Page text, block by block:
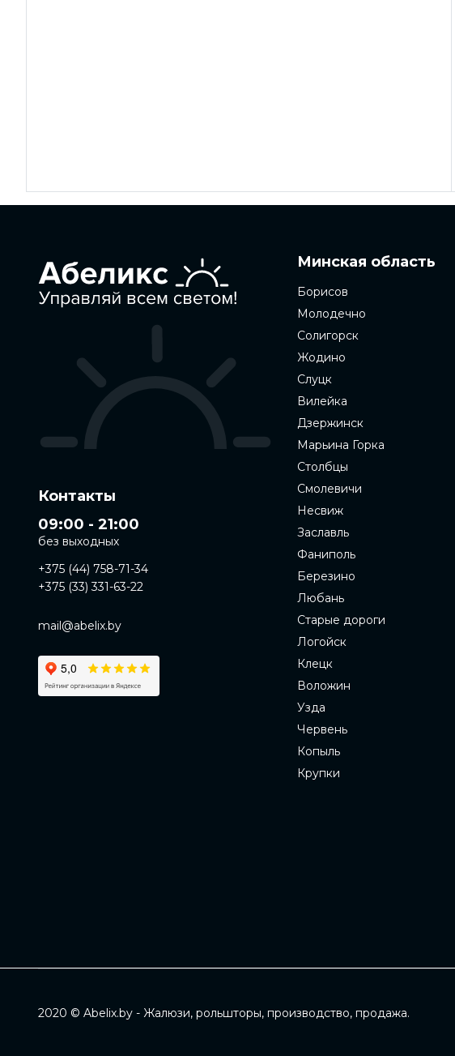
Контакты
09:00 - 21:00
без выходных
+375 (44) 758-71-34
+375 (33) 331-63-22
mail@abelix.by
Минская область
Борисов
Молодечно
Солигорск
Жодино
Слуцк
Вилейка
Дзержинск
Марьина Горка
Столбцы
Смолевичи
Несвиж
Заславль
Фаниполь
Березино
Любань
Старые дороги
Логойск
Клецк
Воложин
Узда
Червень
Копыль
Крупки
2020 © Abelix.by - Жалюзи, рольшторы, производство, продажа.